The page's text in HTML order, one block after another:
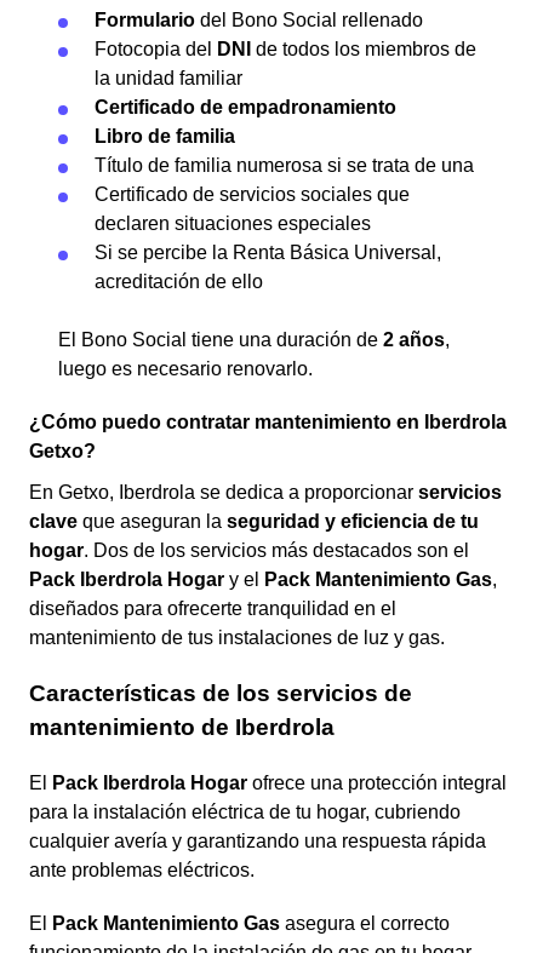
Formulario del Bono Social rellenado
Fotocopia del
DNI
de todos los miembros de
la unidad familiar
Certificado de empadronamiento
Libro de familia
Título de familia numerosa si se trata de una
Certificado de servicios sociales que
declaren situaciones especiales
Si se percibe la Renta Básica Universal,
acreditación de ello
El Bono Social tiene una duración de 2 años,
luego es necesario renovarlo.
¿Cómo puedo contratar mantenimiento en Iberdrola
Getxo?
En Getxo, Iberdrola se dedica a proporcionar servicios
clave que aseguran la seguridad y eficiencia de tu
hogar. Dos de los servicios más destacados son el
Pack Iberdrola Hogar y el Pack Mantenimiento Gas,
diseñados para ofrecerte tranquilidad en el
mantenimiento de tus instalaciones de luz y gas.
Características de los servicios de
mantenimiento de Iberdrola
El Pack Iberdrola Hogar ofrece una protección integral
para la instalación eléctrica de tu hogar, cubriendo
cualquier avería y garantizando una respuesta rápida
ante problemas eléctricos.
El Pack Mantenimiento Gas asegura el correcto